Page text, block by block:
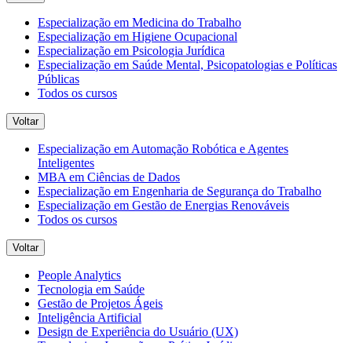
Especialização em Medicina do Trabalho
Especialização em Higiene Ocupacional
Especialização em Psicologia Jurídica
Especialização em Saúde Mental, Psicopatologias e Políticas
Públicas
Todos os cursos
Voltar
Especialização em Automação Robótica e Agentes
Inteligentes
MBA em Ciências de Dados
Especialização em Engenharia de Segurança do Trabalho
Especialização em Gestão de Energias Renováveis
Todos os cursos
Voltar
People Analytics
Tecnologia em Saúde
Gestão de Projetos Ágeis
Inteligência Artificial
Design de Experiência do Usuário (UX)